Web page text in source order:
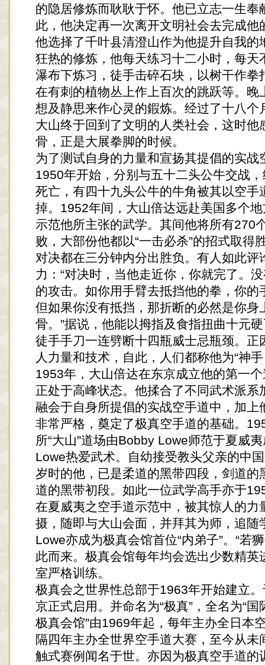
的隐居修炼而耿耿于怀。他已立志一生奉
此，他决定再一次离开文明社会去完成他
他选择了千叶县清澄山作为他提升自我的
狂热的修炼，他每天练习十二小时，每天
瀑布下炼习，徒手击碎石块，以树干作拳
在有刺的植物丛上作上百次的跳跃等。晚
想及静思来作心灵的鍜炼。经过了十八个
大山终于回到了文明的人类社会，这时他
骨，正是大展拳脚的时候。
为了测试自身的力量和宣扬其提倡的实战
1950年开始，分别与五十二头公牛交战
死亡，有四十九头公牛的牛角被其以空手
掉。1952年间，大山倍达远赴美国多个
示范他所主张的武学。其间他将所有270
败，大部份他都以“一击必杀”的招式取得
对决都在三分钟内分出胜负。有人如此评
力：“对决时，当他走近你，你就完了。
的攻击。如你用手臂去抵挡他的拳，你的
但如果你没有抵挡，那折断的必然是你身
骨。”据说，他能以拇指及食指扭曲十元
徒手手刀一连劈断十四瓶威士忌瓶颈。正
人力量和技术，自此，人们都称他为“神
1953年，大山倍达在东京成立他的第一
正处于高峰状态。他揉合了不同武术派系
融会于自身所提倡的实战空手道中，加上
非常严格，奠定了极真空手道的基础。
所“大山”道场由Bobby Lowe师范于夏威
Lowe热爱武术。自幼接受教头父亲的中
岁时的他，已是柔道的黑带四段，剑道的
道的黑带初段。如此一位武学高手亦于
在夏威夷之空手道示范中，被其惊人的力
摄，随即与大山会面，并拜其为师，追随
Lowe亦成为极真会馆首位“内弟子”。“若
此而来。极真会馆每年均会选出少数精英
室严格训练。
极真会之世界性总部于1963年开始建立
京正式启用。并命名为“极真”，全名为“
极真会馆”由1969年起，每年主办全日本
隔四年主办全世界空手道大赛，至今从未
触式赛例闻名于世。亦因为极真空手道的